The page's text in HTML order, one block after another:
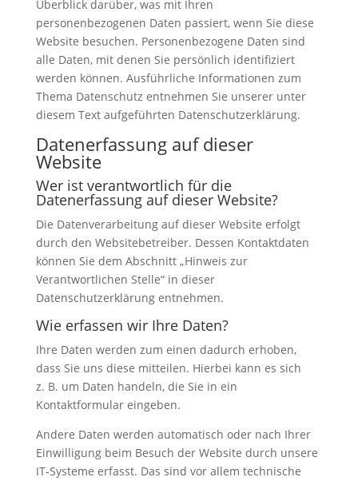
Überblick darüber, was mit Ihren
personenbezogenen Daten passiert, wenn Sie diese
Website besuchen. Personenbezogene Daten sind
alle Daten, mit denen Sie persönlich identifiziert
werden können. Ausführliche Informationen zum
Thema Datenschutz entnehmen Sie unserer unter
diesem Text aufgeführten Datenschutzerklärung.
Datenerfassung auf dieser
Website
Wer ist verantwortlich für die
Datenerfassung auf dieser Website?
Die Datenverarbeitung auf dieser Website erfolgt
durch den Websitebetreiber. Dessen Kontaktdaten
können Sie dem Abschnitt „Hinweis zur
Verantwortlichen Stelle“ in dieser
Datenschutzerklärung entnehmen.
Wie erfassen wir Ihre Daten?
Ihre Daten werden zum einen dadurch erhoben,
dass Sie uns diese mitteilen. Hierbei kann es sich
z. B. um Daten handeln, die Sie in ein
Kontaktformular eingeben.
Andere Daten werden automatisch oder nach Ihrer
Einwilligung beim Besuch der Website durch unsere
IT-Systeme erfasst. Das sind vor allem technische